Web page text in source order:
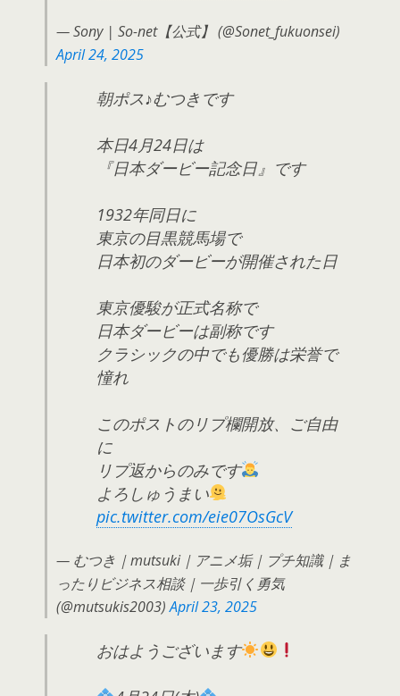
— Sony | So-net【公式】 (@Sonet_fukuonsei)
April 24, 2025
朝ポス♪むつきです
本日4月24日は
『日本ダービー記念日』です
1932年同日に
東京の目黒競馬場で
日本初のダービーが開催された日
東京優駿が正式名称で
日本ダービーは副称です
クラシックの中でも優勝は栄誉で
憧れ
このポストのリプ欄開放、ご自由
に
リプ返からのみです
よろしゅうまい
pic.twitter.com/eie07OsGcV
— むつき｜mutsuki｜アニメ垢｜プチ知識｜ま
ったりビジネス相談｜一歩引く勇気
(@mutsukis2003)April 23, 2025
おはようございます